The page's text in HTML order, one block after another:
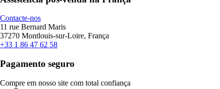
Contacte-nos
11 rue Bernard Maris
37270 Montlouis-sur-Loire, França
+33 1 86 47 62 58
Pagamento seguro
Compre em nosso site com total confiança